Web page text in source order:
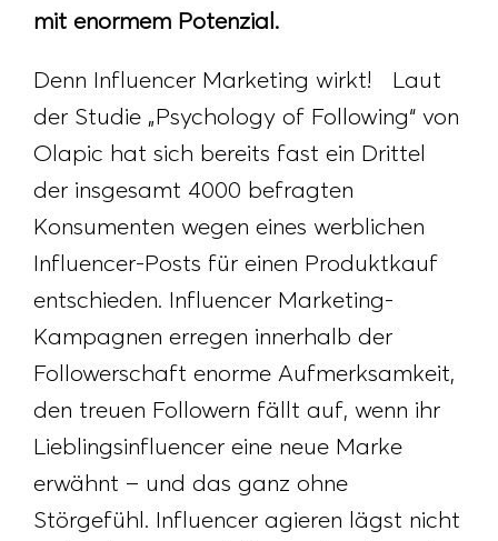
mit enormem Potenzial.
Denn Influencer Marketing wirkt! Laut
der Studie „Psychology of Following“ von
Olapic hat sich bereits fast ein Drittel
der insgesamt 4000 befragten
Konsumenten wegen eines werblichen
Influencer-Posts für einen Produktkauf
entschieden. Influencer Marketing-
Kampagnen erregen innerhalb der
Followerschaft enorme Aufmerksamkeit,
den treuen Followern fällt auf, wenn ihr
Lieblingsinfluencer eine neue Marke
erwähnt – und das ganz ohne
Störgefühl. Influencer agieren lägst nicht